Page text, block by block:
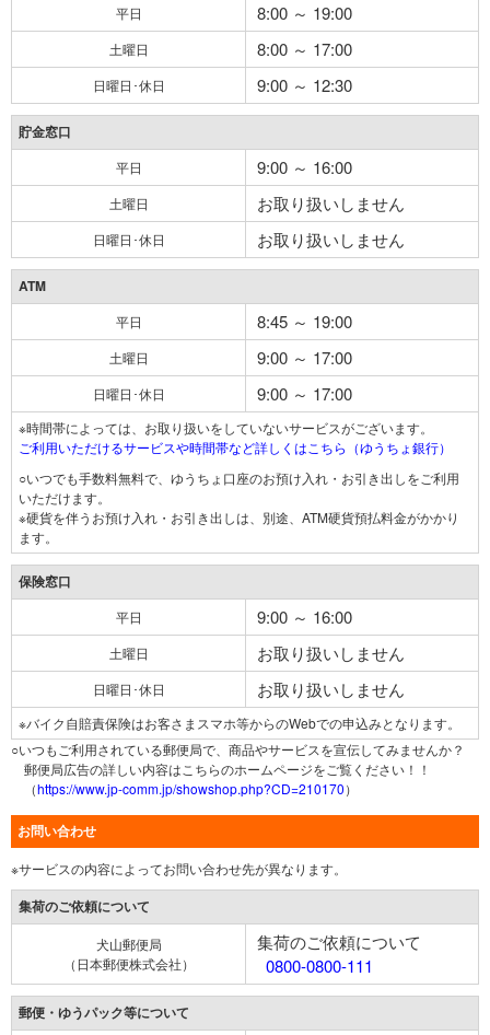
平日 8:00 ～ 19:00
土曜日 8:00 ～ 17:00
日曜日･休日 9:00 ～ 12:30
貯金窓口
平日 9:00 ～ 16:00
土曜日 お取り扱いしません
日曜日･休日 お取り扱いしません
ATM
平日 8:45 ～ 19:00
土曜日 9:00 ～ 17:00
日曜日･休日 9:00 ～ 17:00
※時間帯によっては、お取り扱いをしていないサービスがございます。
ご利用いただけるサービスや時間帯など詳しくはこちら（ゆうちょ銀行）
○いつでも手数料無料で、ゆうちょ口座のお預け入れ・お引き出しをご利用
いただけます。
※硬貨を伴うお預け入れ・お引き出しは、別途、ATM硬貨預払料金がかかり
ます。
保険窓口
平日 9:00 ～ 16:00
土曜日 お取り扱いしません
日曜日･休日 お取り扱いしません
※バイク自賠責保険はお客さまスマホ等からのWebでの申込みとなります。
○いつもご利用されている郵便局で、商品やサービスを宣伝してみませんか？
郵便局広告の詳しい内容はこちらのホームページをご覧ください！！
（https://www.jp-comm.jp/showshop.php?CD=210170）
お問い合わせ
※サービスの内容によってお問い合わせ先が異なります。
集荷のご依頼について
犬山郵便局
（日本郵便株式会社）
集荷のご依頼について
0800-0800-111
郵便・ゆうパック等について